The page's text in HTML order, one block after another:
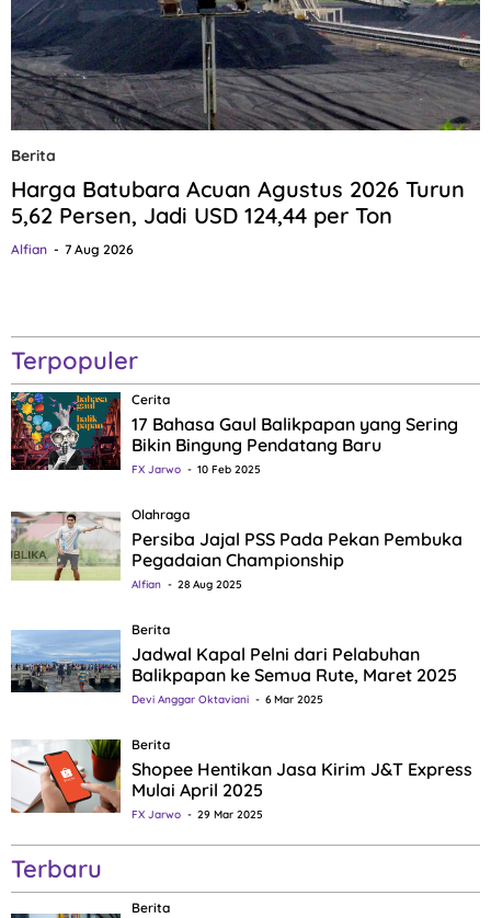
Berita
Harga Batubara Acuan Agustus 2026 Turun
5,62 Persen, Jadi USD 124,44 per Ton
Alfian 7 Aug 2026
Terpopuler
Cerita
17 Bahasa Gaul Balikpapan yang Sering
Bikin Bingung Pendatang Baru
FX Jarwo 10 Feb 2025
Olahraga
Persiba Jajal PSS Pada Pekan Pembuka
Pegadaian Championship
Alfian 28 Aug 2025
Berita
Jadwal Kapal Pelni dari Pelabuhan
Balikpapan ke Semua Rute, Maret 2025
Devi Anggar Oktaviani 6 Mar 2025
Berita
Shopee Hentikan Jasa Kirim J&T Express
Mulai April 2025
FX Jarwo 29 Mar 2025
Terbaru
Berita